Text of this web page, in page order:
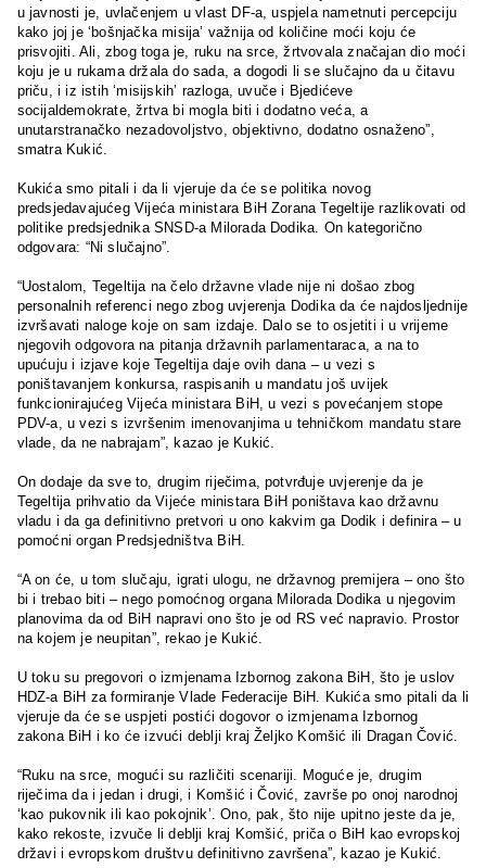
u javnosti je, uvlačenjem u vlast DF-a, uspjela nametnuti percepciju
kako joj je ‘bošnjačka misija’ važnija od količine moći koju će
prisvojiti. Ali, zbog toga je, ruku na srce, žrtvovala značajan dio moći
koju je u rukama držala do sada, a dogodi li se slučajno da u čitavu
priču, i iz istih ‘misijskih’ razloga, uvuče i Bjedićeve
socijaldemokrate, žrtva bi mogla biti i dodatno veća, a
unutarstranačko nezadovoljstvo, objektivno, dodatno osnaženo”,
smatra Kukić.
Kukića smo pitali i da li vjeruje da će se politika novog
predsjedavajućeg Vijeća ministara BiH Zorana Tegeltije razlikovati od
politike predsjednika SNSD-a Milorada Dodika. On kategorično
odgovara: “Ni slučajno”.
“Uostalom, Tegeltija na čelo državne vlade nije ni došao zbog
personalnih referenci nego zbog uvjerenja Dodika da će najdosljednije
izvršavati naloge koje on sam izdaje. Dalo se to osjetiti i u vrijeme
njegovih odgovora na pitanja državnih parlamentaraca, a na to
upućuju i izjave koje Tegeltija daje ovih dana – u vezi s
poništavanjem konkursa, raspisanih u mandatu još uvijek
funkcionirajućeg Vijeća ministara BiH, u vezi s povećanjem stope
PDV-a, u vezi s izvršenim imenovanjima u tehničkom mandatu stare
vlade, da ne nabrajam”, kazao je Kukić.
On dodaje da sve to, drugim riječima, potvrđuje uvjerenje da je
Tegeltija prihvatio da Vijeće ministara BiH poništava kao državnu
vladu i da ga definitivno pretvori u ono kakvim ga Dodik i definira – u
pomoćni organ Predsjedništva BiH.
“A on će, u tom slučaju, igrati ulogu, ne državnog premijera – ono što
bi i trebao biti – nego pomoćnog organa Milorada Dodika u njegovim
planovima da od BiH napravi ono što je od RS već napravio. Prostor
na kojem je neupitan”, rekao je Kukić.
U toku su pregovori o izmjenama Izbornog zakona BiH, što je uslov
HDZ-a BiH za formiranje Vlade Federacije BiH. Kukića smo pitali da li
vjeruje da će se uspjeti postići dogovor o izmjenama Izbornog
zakona BiH i ko će izvući deblji kraj Željko Komšić ili Dragan Čović.
“Ruku na srce, mogući su različiti scenariji. Moguće je, drugim
riječima da i jedan i drugi, i Komšić i Čović, završe po onoj narodnoj
‘kao pukovnik ili kao pokojnik’. Ono, pak, što nije upitno jeste da je,
kako rekoste, izvuče li deblji kraj Komšić, priča o BiH kao evropskoj
državi i evropskom društvu definitivno završena”, kazao je Kukić.